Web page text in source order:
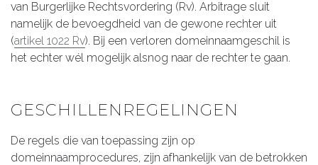
van Burgerlijke Rechtsvordering (Rv). Arbitrage sluit
namelijk de bevoegdheid van de gewone rechter uit
(artikel 1022 Rv). Bij een verloren domeinnaamgeschil is
het echter wél mogelijk alsnog naar de rechter te gaan.
GESCHILLENREGELINGEN
De regels die van toepassing zijn op
domeinnaamprocedures, zijn afhankelijk van de betrokken